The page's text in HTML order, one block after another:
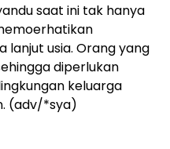
saat ini tak hanya
lanjut usia. Orang yang
diperlukan
keluarga
(adv/*sya)